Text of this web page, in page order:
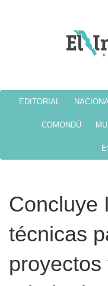
EDITORIAL
COMONDÚ
Concluye
técnicas
proyectos